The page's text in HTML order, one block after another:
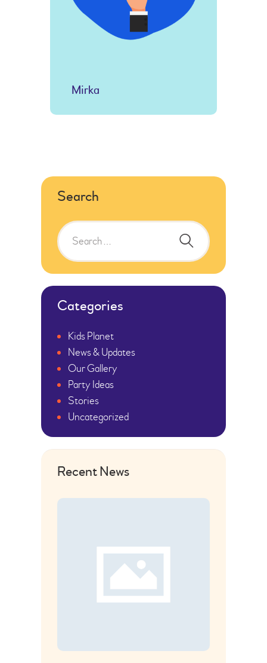
Mirka
Search
Search
for:
Categories
Kids Planet
News & Updates
Our Gallery
Party Ideas
Stories
Uncategorized
Recent News